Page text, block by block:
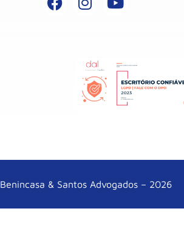
Benincasa & Santos Advogados – 2026